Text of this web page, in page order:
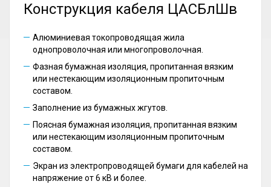
Конструкция кабеля ЦАСБлШв
Алюминиевая токопроводящая жила
однопроволочная или многопроволочная.
Фазная бумажная изоляция, пропитанная вязким
или нестекающим изоляционным пропиточным
составом.
Заполнение из бумажных жгутов.
Поясная бумажная изоляция, пропитанная вязким
или нестекающим изоляционным пропиточным
составом.
Экран из электропроводящей бумаги для кабелей на
напряжение от 6 кВ и более.